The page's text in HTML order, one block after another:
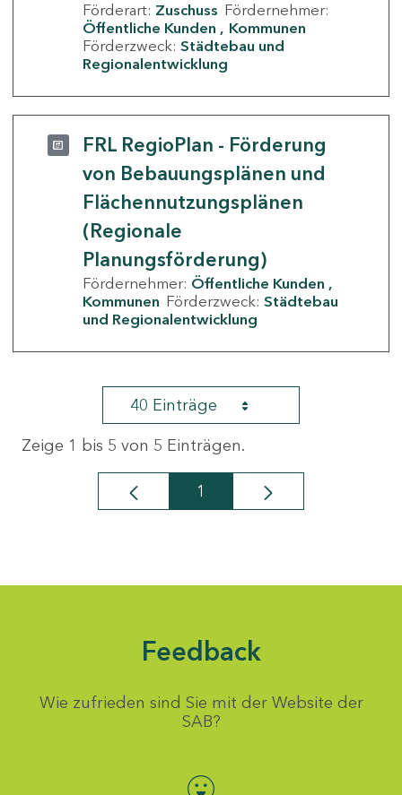
Förderart: Zuschuss Fördernehmer:
Öffentliche Kunden
Kommunen
Förderzweck: Städtebau und
Regionalentwicklung
FRL RegioPlan - Förderung
von Bebauungsplänen und
Flächennutzungsplänen
(Regionale
Planungsförderung)
Fördernehmer: Öffentliche Kunden
Kommunen Förderzweck: Städtebau
und Regionalentwicklung
40 Einträge
Zeige 1 bis 5 von 5 Einträgen.
Seite
1
Feedback
Wie zufrieden sind Sie mit der Website der
SAB?
Bewertung auswählen